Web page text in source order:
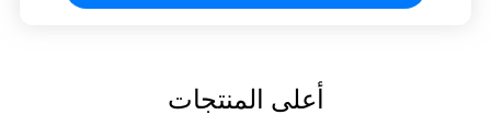
أعلى المنتجات